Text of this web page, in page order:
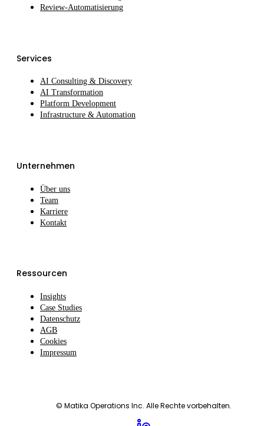
Review-Automatisierung
Services
AI Consulting & Discovery
AI Transformation
Platform Development
Infrastructure & Automation
Unternehmen
Über uns
Team
Karriere
Kontakt
Ressourcen
Insights
Case Studies
Datenschutz
AGB
Cookies
Impressum
© Matika Operations Inc. Alle Rechte vorbehalten.